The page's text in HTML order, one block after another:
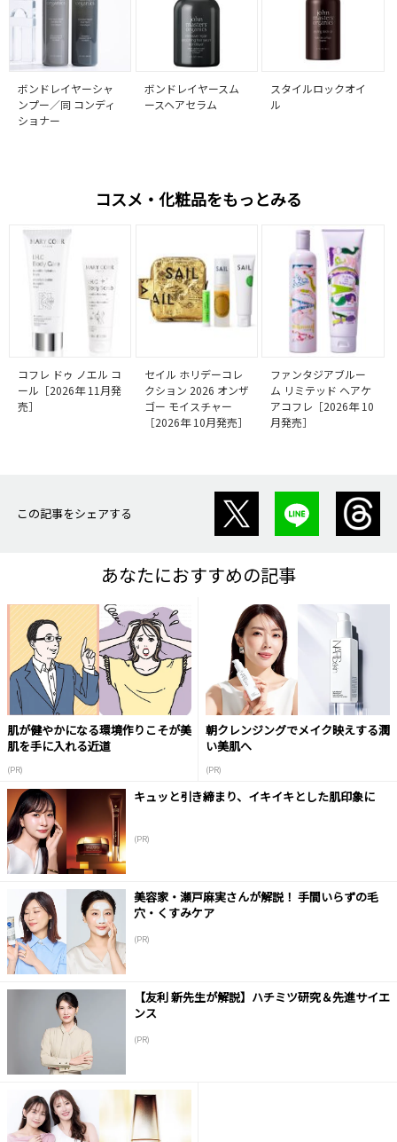
ボンドレイヤーシャ
ンプー／同 コンディ
ショナー
ボンドレイヤースム
ースヘアセラム
スタイルロックオイ
ル
コスメ・化粧品をもっとみる
コフレ ドゥ ノエル コ
ール［2026年 11月発
売］
セイル ホリデーコレ
クション 2026 オンザ
ゴー モイスチャー
［2026年 10月発売］
ファンタジアブルー
ム リミテッド ヘアケ
アコフレ［2026年 10
月発売］
この記事をシェアする
あなたにおすすめの記事
肌が健やかになる環境作りこそが美
肌を手に入れる近道
(PR)
朝クレンジングでメイク映えする潤
い美肌へ
(PR)
キュッと引き締まり、イキイキとした肌印象に
(PR)
美容家・瀬戸麻実さんが解説！ 手間いらずの毛
穴・くすみケア
(PR)
【友利 新先生が解説】ハチミツ研究＆先進サイエ
ンス
(PR)